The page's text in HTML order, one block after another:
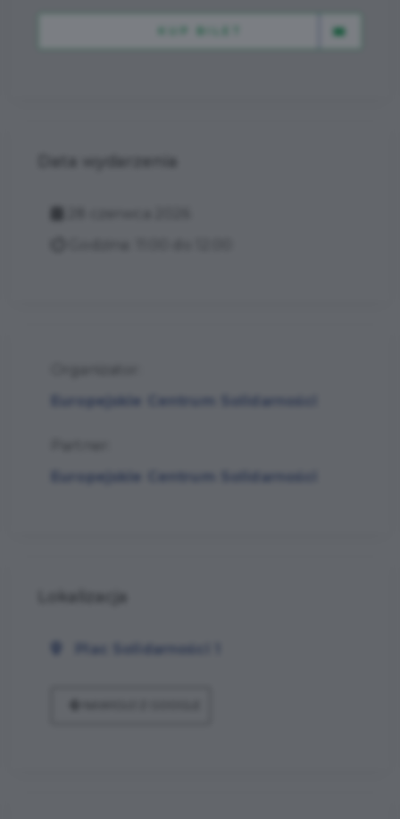
Europejskie Centrum Solidarności
Europejskie Centrum Solidarności
Plac Solidarności 1